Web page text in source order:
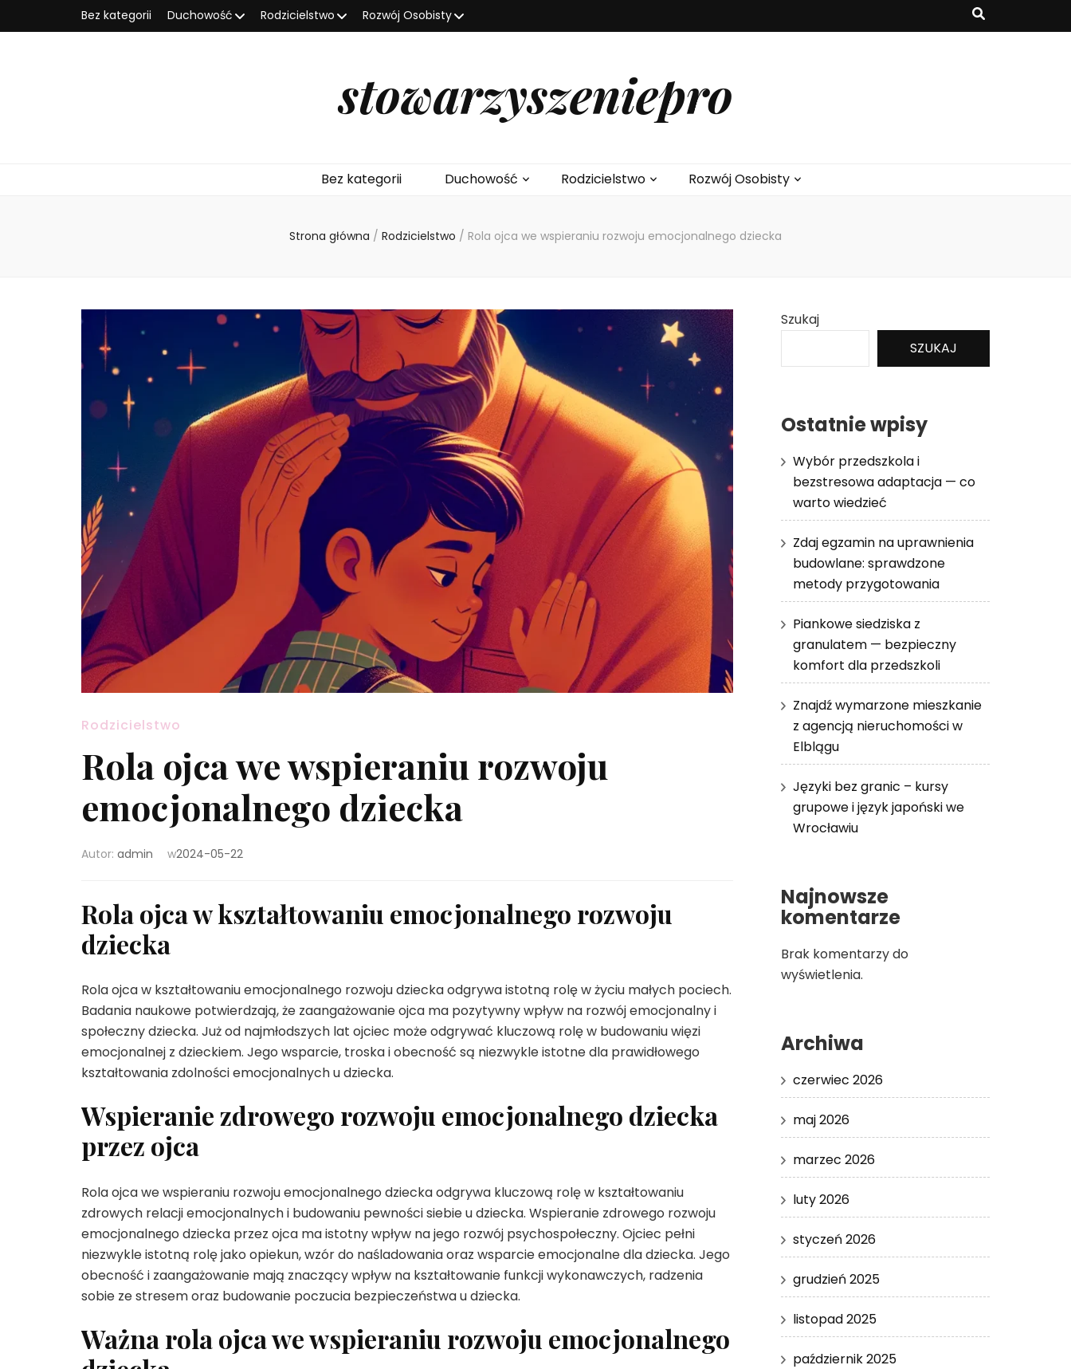
Bez kategorii Duchowość Rodzicielstwo Rozwój Osobisty
stowarzyszeniepro
Bez kategorii Duchowość Rodzicielstwo Rozwój Osobisty
Strona główna / Rodzicielstwo / Rola ojca we wspieraniu rozwoju emocjonalnego dziecka
Rodzicielstwo
Rola ojca we wspieraniu rozwoju
emocjonalnego dziecka
Autor: admin w2024-05-22
Rola ojca w kształtowaniu emocjonalnego rozwoju
dziecka
Rola ojca w kształtowaniu emocjonalnego rozwoju dziecka odgrywa istotną rolę w życiu małych pociech.
Badania naukowe potwierdzają, że zaangażowanie ojca ma pozytywny wpływ na rozwój emocjonalny i
społeczny dziecka. Już od najmłodszych lat ojciec może odgrywać kluczową rolę w budowaniu więzi
emocjonalnej z dzieckiem. Jego wsparcie, troska i obecność są niezwykle istotne dla prawidłowego
kształtowania zdolności emocjonalnych u dziecka.
Wspieranie zdrowego rozwoju emocjonalnego dziecka
przez ojca
Rola ojca we wspieraniu rozwoju emocjonalnego dziecka odgrywa kluczową rolę w kształtowaniu
zdrowych relacji emocjonalnych i budowaniu pewności siebie u dziecka. Wspieranie zdrowego rozwoju
emocjonalnego dziecka przez ojca ma istotny wpływ na jego rozwój psychospołeczny. Ojciec pełni
niezwykle istotną rolę jako opiekun, wzór do naśladowania oraz wsparcie emocjonalne dla dziecka. Jego
obecność i zaangażowanie mają znaczący wpływ na kształtowanie funkcji wykonawczych, radzenia
sobie ze stresem oraz budowanie poczucia bezpieczeństwa u dziecka.
Ważna rola ojca we wspieraniu rozwoju emocjonalnego
Szukaj
SZUKAJ
Ostatnie wpisy
Wybór przedszkola i
bezstresowa adaptacja — co
warto wiedzieć
Zdaj egzamin na uprawnienia
budowlane: sprawdzone
metody przygotowania
Piankowe siedziska z
granulatem — bezpieczny
komfort dla przedszkoli
Znajdź wymarzone mieszkanie
z agencją nieruchomości w
Elblągu
Języki bez granic – kursy
grupowe i język japoński we
Wrocławiu
Najnowsze
komentarze
Brak komentarzy do
wyświetlenia.
Archiwa
czerwiec 2026
maj 2026
marzec 2026
luty 2026
styczeń 2026
grudzień 2025
listopad 2025
październik 2025